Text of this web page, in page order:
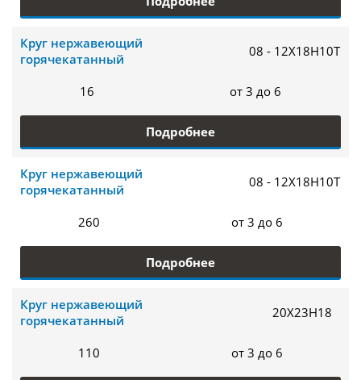
Круг нержавеющий
горячекатанный
08 - 12Х18Н10Т
16 от 3 до 6
Подробнее
Круг нержавеющий
горячекатанный
08 - 12Х18Н10Т
260 от 3 до 6
Подробнее
Круг нержавеющий
горячекатанный
20Х23Н18
110 от 3 до 6